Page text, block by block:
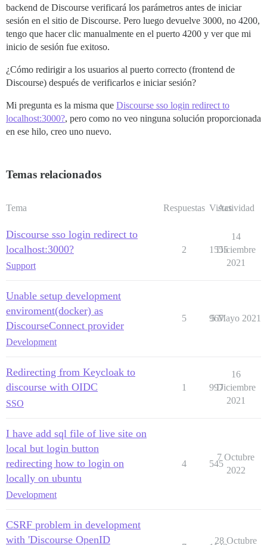
backend de Discourse verificará los parámetros antes de iniciar
sesión en el sitio de Discourse. Pero luego devuelve 3000, no 4200,
tengo que hacer clic manualmente en el puerto 4200 y ver que mi
inicio de sesión fue exitoso.
¿Cómo redirigir a los usuarios al puerto correcto (frontend de
Discourse) después de verificarlos e iniciar sesión?
Mi pregunta es la misma que Discourse sso login redirect to
localhost:3000?, pero como no veo ninguna solución proporcionada
en ese hilo, creo uno nuevo.
Temas relacionados
Tema Respuestas Vistas
Actividad
Discourse sso login redirect to
localhost:3000?
Support
2 1555
14
Diciembre
2021
Unable setup development
enviroment(docker) as
DiscourseConnect provider
Development
5 967
5 Mayo 2021
Redirecting from Keycloak to
discourse with OIDC
SSO
1 997
16
Diciembre
2021
I have add sql file of live site on
local but login button
redirecting how to login on
locally on ubuntu
Development
4 545
7 Octubre
2022
CSRF problem in development
with 'Discourse OpenID
28 Octubre